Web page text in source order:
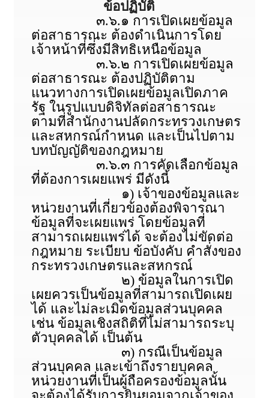
ข้อปฏิบัติ
๓.๖.๑ การเปิดเผยข้อมูล
ต่อสาธารณะ ต้องดำเนินการโดย
เจ้าหน้าที่ซึ่งมีสิทธิเหนือข้อมูล
๓.๖.๒ การเปิดเผยข้อมูล
ต่อสาธารณะ ต้องปฏิบัติตาม
แนวทางการเปิดเผยข้อมูลเปิดภาค
รัฐ ในรูปแบบดิจิทัลต่อสาธารณะ
ตามที่สำนักงานปลัดกระทรวงเกษตร
และสหกรณ์กำหนด และเป็นไปตาม
บทบัญญัติของกฎหมาย
๓.๖.๓ การคัดเลือกข้อมูล
ที่ต้องการเผยแพร่ มีดังนี้
๑) เจ้าของข้อมูลและ
หน่วยงานที่เกี่ยวข้องต้องพิจารณา
ข้อมูลที่จะเผยแพร่ โดยข้อมูลที่
สามารถเผยแพร่ได้ จะต้องไม่ขัดต่อ
กฎหมาย ระเบียบ ข้อบังคับ คำสั่งของ
กระทรวงเกษตรและสหกรณ์
๒) ข้อมูลในการเปิด
เผยควรเป็นข้อมูลที่สามารถเปิดเผย
ได้ และไม่ละเมิดข้อมูลส่วนบุคคล
เช่น ข้อมูลเชิงสถิติที่ไม่สามารถระบุ
ตัวบุคคลได้ เป็นต้น
๓) กรณีเป็นข้อมูล
ส่วนบุคคล และเข้าถึงรายบุคคล
หน่วยงานที่เป็นผู้ถือครองข้อมูลนั้น